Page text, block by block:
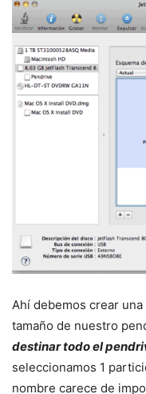
Ahí debemos crear
tamaño de nuestro
destinar todo el
seleccionamos 1
nombre carece de